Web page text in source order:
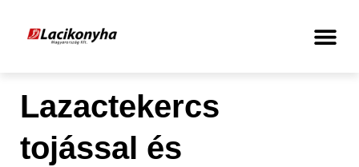
Lazactekercs
tojással és